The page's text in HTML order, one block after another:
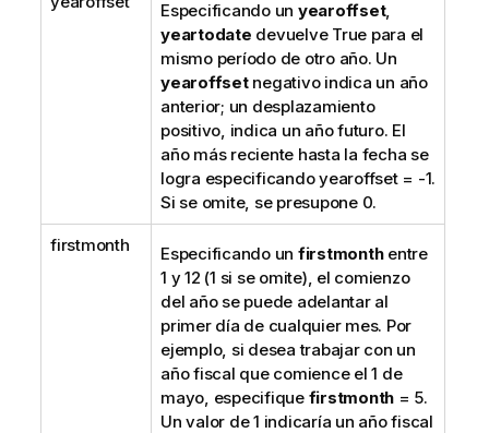
Especificando un yearoffset,
yeartodate devuelve True para el
mismo período de otro año. Un
yearoffsetnegativo indica un año
anterior; un desplazamiento
positivo, indica un año futuro. El
año más reciente hasta la fecha se
logra especificandoyearoffset = -1.
Si se omite, se presupone 0.
firstmonth Especificando un firstmonthentre
1 y 12 (1 si se omite), el comienzo
del año se puede adelantar al
primer día de cualquier mes. Por
ejemplo, si desea trabajar con un
año fiscal que comience el 1 de
mayo, especifique firstmonth = 5.
Un valor de 1 indicaría un año fiscal